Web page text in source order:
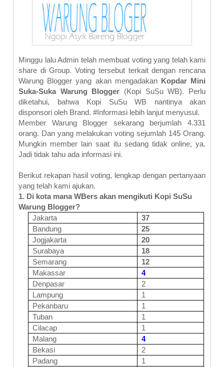
Minggu lalu Admin telah membuat voting yang telah kami
share di Group. Voting tersebut terkait dengan rencana
Warung Blogger yang akan mengadakan Kopdar Mini
Suka-Suka Warung Blogger (Kopi SuSu WB). Perlu
diketahui, bahwa Kopi SuSu WB nantinya akan
disponsori oleh Brand. #Informasi lebih lanjut menyusul.
Member Warung Blogger sekarang berjumlah 4.331
orang. Dan yang melakukan voting sejumlah 145 Orang.
Mungkin member lain saat itu sedang tidak online, ya.
Jadi tidak tahu ada informasi ini.
Berikut rekapan hasil voting, lengkap dengan pertanyaan
yang telah kami ajukan.
1. Di kota mana WBers akan mengikuti Kopi SuSu
Warung Blogger?
Jakarta
37
Bandung
25
Jogjakarta
20
Surabaya
18
Semarang
12
Makassar
4
Denpasar
2
Lampung
1
Pekanbaru
1
Tuban
1
Cilacap
1
Malang
4
Bekasi
2
Padang
1